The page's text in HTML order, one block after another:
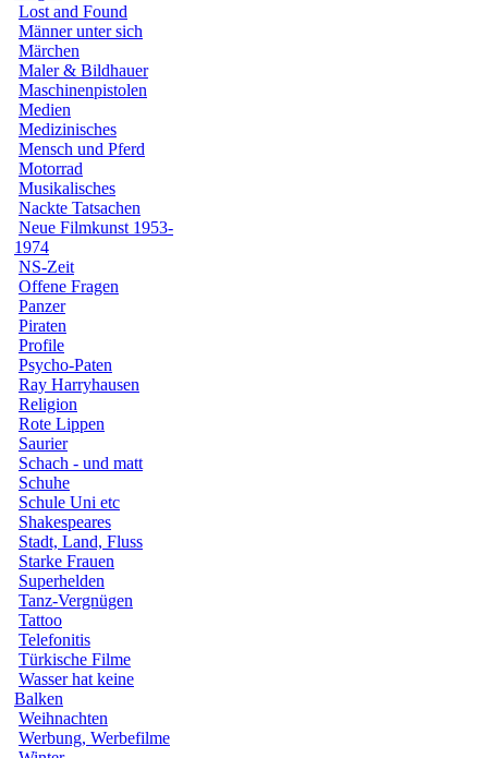
Lost and Found
Männer unter sich
Märchen
Maler & Bildhauer
Maschinenpistolen
Medien
Medizinisches
Mensch und Pferd
Motorrad
Musikalisches
Nackte Tatsachen
Neue Filmkunst 1953-
1974
NS-Zeit
Offene Fragen
Panzer
Piraten
Profile
Psycho-Paten
Ray Harryhausen
Religion
Rote Lippen
Saurier
Schach - und matt
Schuhe
Schule Uni etc
Shakespeares
Stadt, Land, Fluss
Starke Frauen
Superhelden
Tanz-Vergnügen
Tattoo
Telefonitis
Türkische Filme
Wasser hat keine
Balken
Weihnachten
Werbung, Werbefilme